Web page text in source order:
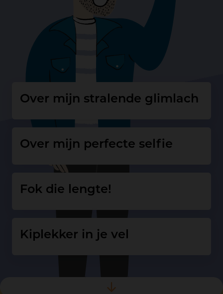
Over mijn stralende glimlach
Over mijn perfecte selfie
Fok die lengte!
Kiplekker in je vel